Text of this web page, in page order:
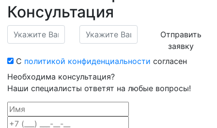
Консультация
Отправить
заявку
С политикой конфиденциальности согласен
Необходима консультация?
Наши специалисты ответят на любые вопросы!